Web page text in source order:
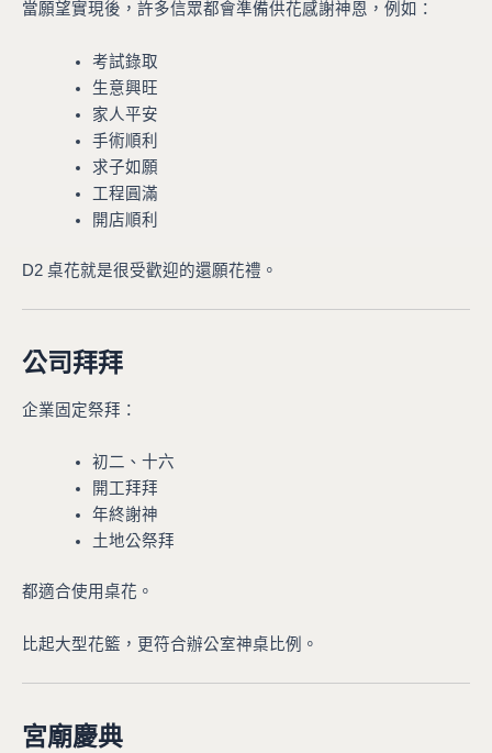
當願望實現後，許多信眾都會準備供花感謝神恩，例如：
考試錄取
生意興旺
家人平安
手術順利
求子如願
工程圓滿
開店順利
D2 桌花就是很受歡迎的還願花禮。
公司拜拜
企業固定祭拜：
初二、十六
開工拜拜
年終謝神
土地公祭拜
都適合使用桌花。
比起大型花籃，更符合辦公室神桌比例。
宮廟慶典